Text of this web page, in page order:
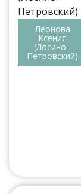
Леонова
Ксения
(Лосино -
Петровский)